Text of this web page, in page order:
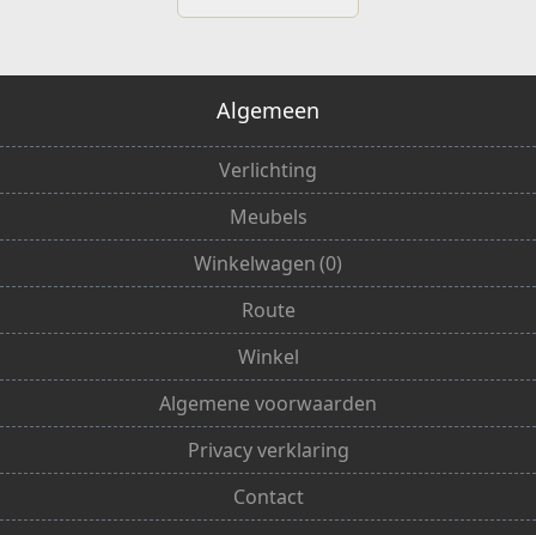
Algemeen
Verlichting
Meubels
Winkelwagen(0)
Route
Winkel
Algemene voorwaarden
Privacy verklaring
Contact